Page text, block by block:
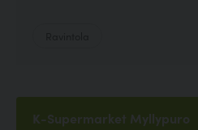
K-Supermarket Myllypuro